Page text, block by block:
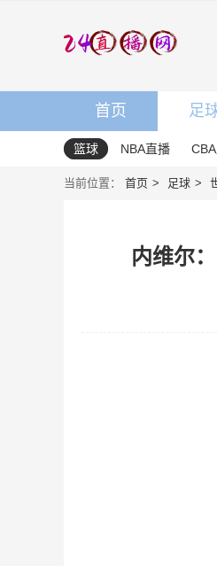
首页 足
篮球 NBA直播
当前位置： 首页 足球
内维尔